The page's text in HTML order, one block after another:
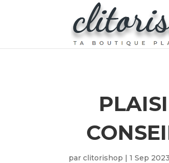
parclitorishop |1 Sep 2023